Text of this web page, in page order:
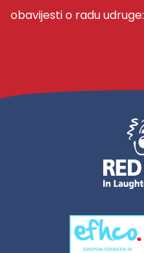
obavijesti o radu udruge: